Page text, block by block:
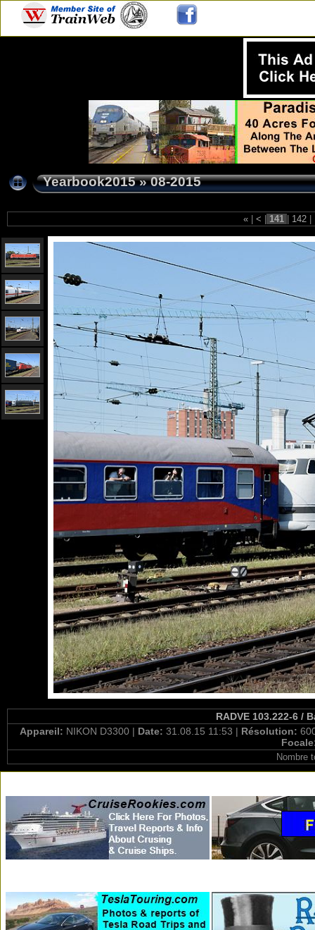
Yearbook2015»08-2015
« < 141 142
RADVE 103.222-6 /
Appareil: NIKON D3300 | Date: 31.08.15 11:53 | Résolution:
Nombre